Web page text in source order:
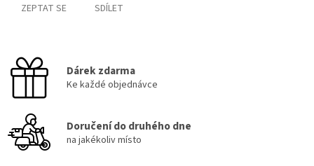
ZEPTAT SE SDÍLET
Dárek zdarma
Ke každé objednávce
Doručení do druhého dne
na jakékoliv místo